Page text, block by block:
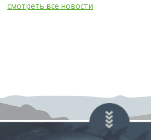
смотреть все новости